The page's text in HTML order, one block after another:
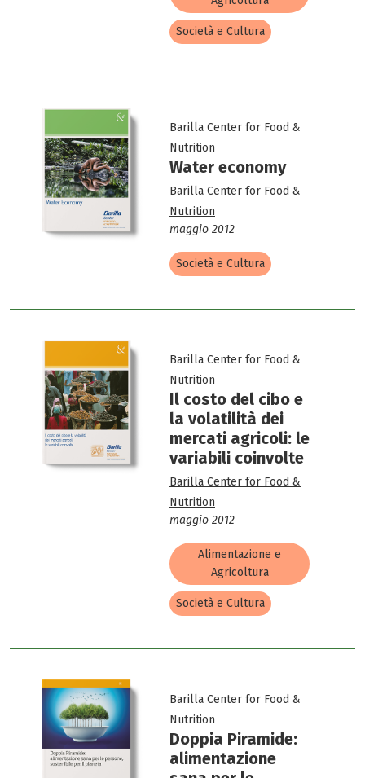
Società e Cultura
Barilla Center for Food &
Nutrition
Water economy
Barilla Center for Food &
Nutrition
maggio 2012
Società e Cultura
Barilla Center for Food &
Nutrition
Il costo del cibo e
la volatilità dei
mercati agricoli: le
variabili coinvolte
Barilla Center for Food &
Nutrition
maggio 2012
Alimentazione e
Agricoltura
Società e Cultura
Barilla Center for Food &
Nutrition
Doppia Piramide:
alimentazione